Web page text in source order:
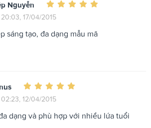
Nguyễn
17/04/2015
sáng tạo, đa dạng mẫu mã
12/04/2015
dạng và phù hợp với nhiều lứa tuổi